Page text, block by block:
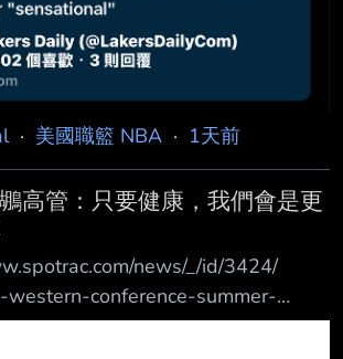
· 美國職籃 NBA · 1天前
高管：只要健康，我們會是更
news/_/id/3424/
conference-summer-
reurl.cc/yWMyVO 2026 西區夏聯